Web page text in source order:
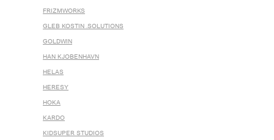
FRIZMWORKS
GLEB KOSTIN .SOLUTIONS
GOLDWIN
HAN KJOBENHAVN
HELAS
HERESY
HOKA
KARDO
KIDSUPER STUDIOS